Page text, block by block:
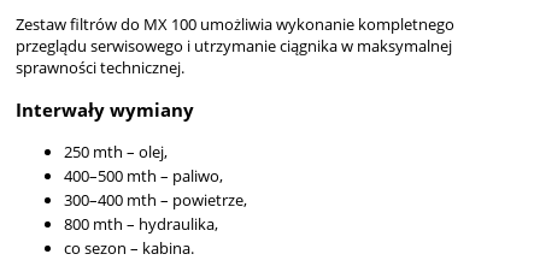
Zestaw filtrów do MX 100 umożliwia wykonanie kompletnego
przeglądu serwisowego i utrzymanie ciągnika w maksymalnej
sprawności technicznej.
Interwały wymiany
250 mth – olej,
400–500 mth – paliwo,
300–400 mth – powietrze,
800 mth – hydraulika,
co sezon – kabina.